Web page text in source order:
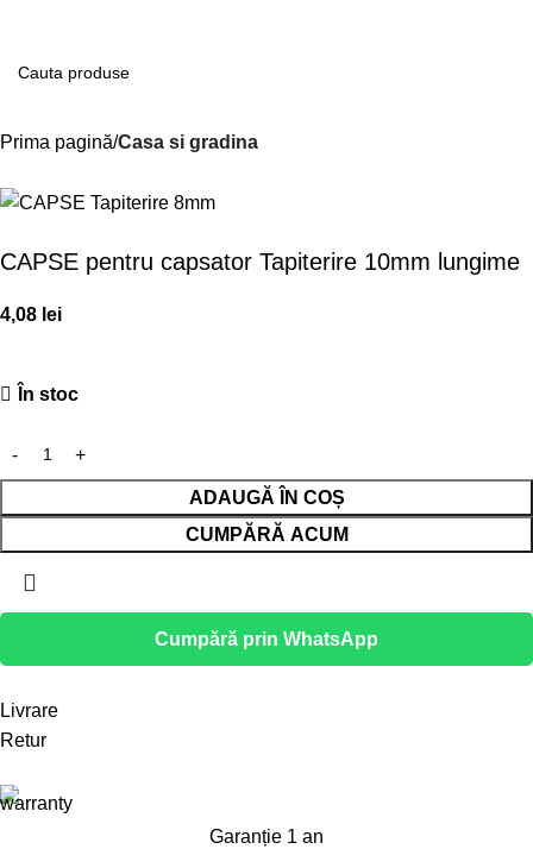
Prima pagină Casa si gradina
CAPSE pentru capsator Tapiterire 10mm lungime
4,08 lei
În stoc
ADAUGĂ ÎN COȘ
CUMPĂRĂ ACUM
Cumpără prin WhatsApp
Livrare
Retur
Garanție 1 an